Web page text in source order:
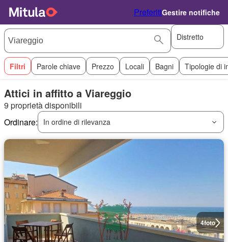
PreferitiGestire notifiche
Distretto
Filtri Parole chiave Prezzo Locali Bagni Tipologie di
Attici in affitto a Viareggio
9 proprietà disponibili
Ordinare:
In ordine di rilevanza
4foto